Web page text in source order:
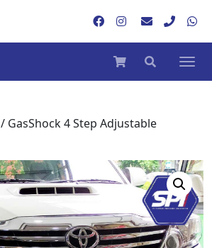
/ GasShock 4 Step Adjustable